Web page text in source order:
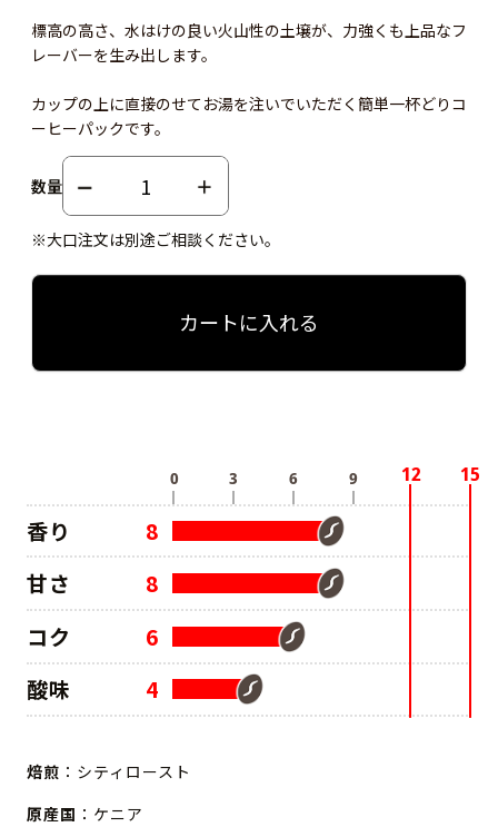
標高の高さ、水はけの良い火山性の土壌が、力強くも上品なフ
レーバーを生み出します。
カップの上に直接のせてお湯を注いでいただく簡単一杯どりコ
ーヒーパックです。
数量
※大口注文は別途ご相談ください。
カートに入れる
香り
8
甘さ
8
コク
6
酸味
4
焙煎 ：シティロースト
原産国 ：ケニア